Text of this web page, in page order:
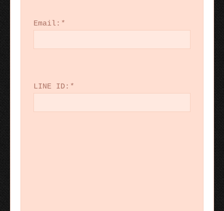
Email: *
LINE ID: *